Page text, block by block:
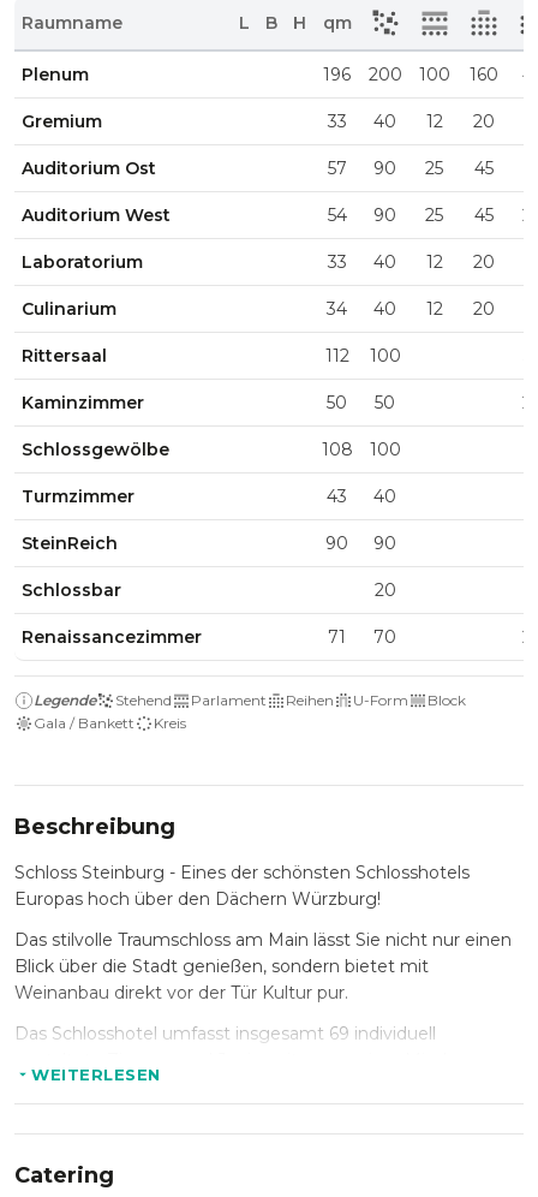
Raumname L B H qm
Plenum 196 200 100 160
Gremium 33 40 12 20
Auditorium Ost 57 90 25 45
Auditorium West 54 90 25 45
Laboratorium 33 40 12 20
Culinarium 34 40 12 20
Rittersaal 112 100
Kaminzimmer 50 50
Schlossgewölbe 108 100
Turmzimmer 43 40
SteinReich 90 90
Schlossbar 20
Renaissancezimmer 71 70
Legende Stehend Parlament Reihen U-Form
Block
Gala / Bankett
Kreis
Beschreibung
Schloss Steinburg - Eines der schönsten Schlosshotels
Europas hoch über den Dächern Würzburg!
Das stilvolle Traumschloss am Main lässt Sie nicht nur einen
Blick über die Stadt genießen, sondern bietet mit
Weinanbau direkt vor der Tür Kultur pur.
Das Schlosshotel umfasst insgesamt 69 individuell
klassischer Eleganz, mediterranen Lebensgefühl und
dabei.
Auch tagen ist in den außergewöhnlichen Räumen
WEITERLESEN
Catering